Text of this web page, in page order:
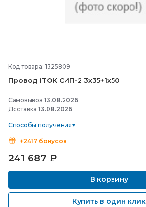
Код товара: 1325809
Провод iTOK СИП-2 3х35+1х50
Самовывоз 13.08.2026
Доставка 13.08.2026
Способы получения
+2417 бонусов
241 687 ₽
В корзину
Купить в один клик